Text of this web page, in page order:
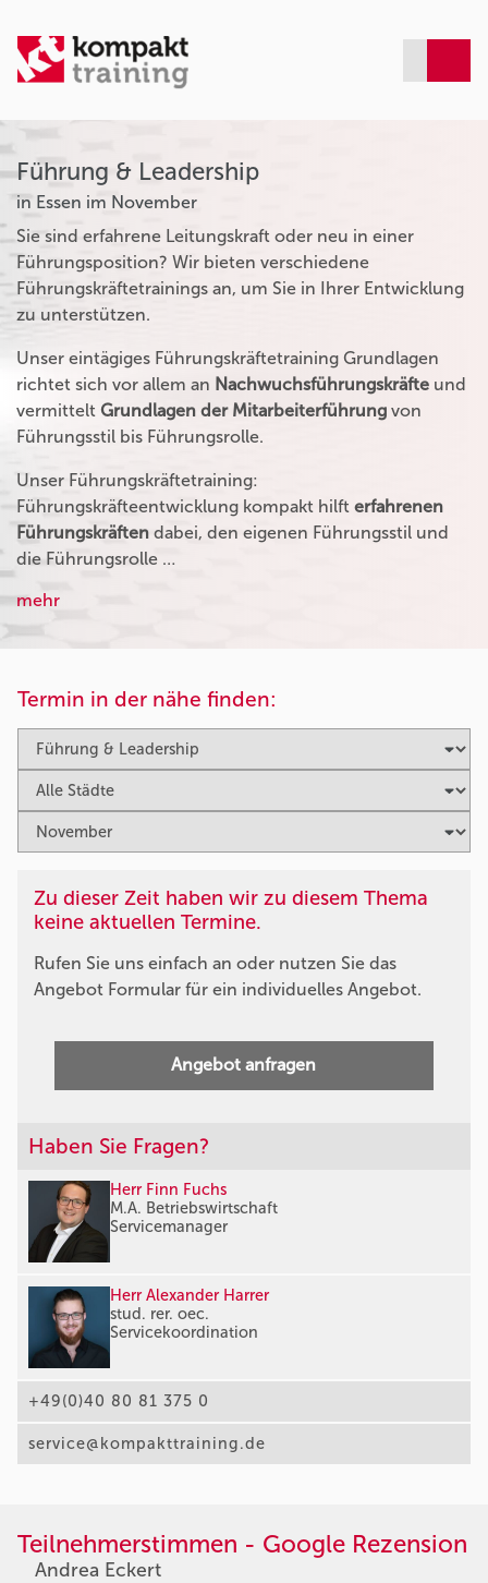
Führung & Leadership
in Essen im November
Sie sind erfahrene Leitungskraft oder neu in einer
Führungsposition? Wir bieten verschiedene
Führungskräftetrainings an, um Sie in Ihrer Entwicklung
zu unterstützen.
Unser eintägiges Führungskräftetraining Grundlagen
richtet sich vor allem an Nachwuchsführungskräfte und
vermittelt Grundlagen der Mitarbeiterführung von
Führungsstil bis Führungsrolle.
Unser Führungskräftetraining:
Führungskräfteentwicklung kompakt hilft erfahrenen
Führungskräften dabei, den eigenen Führungsstil und
die Führungsrolle …
mehr
Termin in der nähe finden:
Zu dieser Zeit haben wir zu diesem Thema
keine aktuellen Termine.
Rufen Sie uns einfach an oder nutzen Sie das
Angebot Formular für ein individuelles Angebot.
Angebot anfragen
Haben Sie Fragen?
Herr Finn Fuchs
M.A. Betriebswirtschaft
Servicemanager
Herr Alexander Harrer
stud. rer. oec.
Servicekoordination
+49(0)40 80 81 375 0
service@kompakttraining.de
Teilnehmerstimmen - Google Rezension
Andrea Eckert